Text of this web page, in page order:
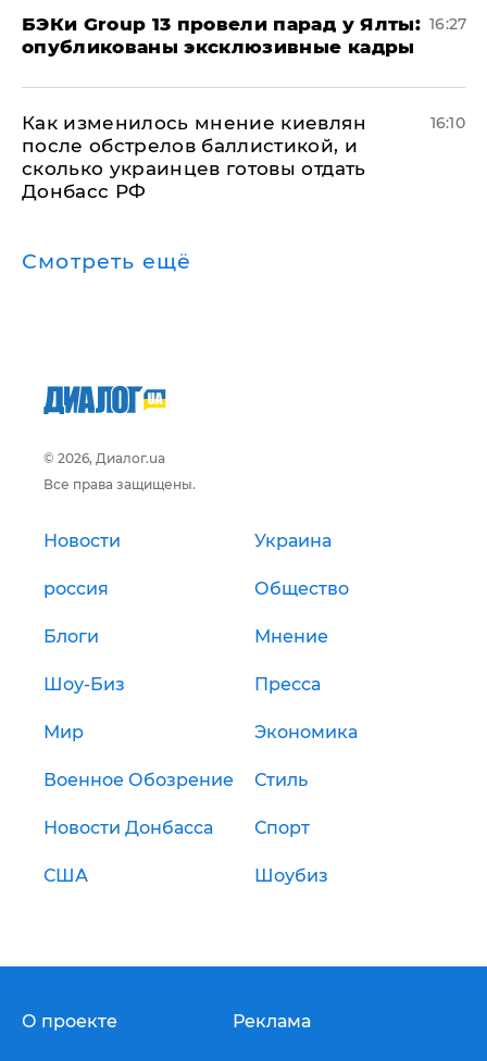
​БЭКи Group 13 провели парад у Ялты:
опубликованы эксклюзивные кадры
16:27
Как изменилось мнение киевлян
после обстрелов баллистикой, и
сколько украинцев готовы отдать
Донбасс РФ
16:10
Смотреть ещё
© 2026, Диалог.ua
Все права защищены.
Новости Украина
россия Общество
Блоги Мнение
Шоу-Биз Пресса
Мир Экономика
Военное Обозрение Стиль
Новости Донбасса Спорт
США Шоубиз
О проекте Реклама